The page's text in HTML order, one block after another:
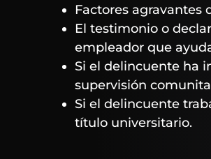
Factores agravantes
El testimonio o
empleador que
Si el delincuente ha
supervisión
Si el delincuente
título universitario.